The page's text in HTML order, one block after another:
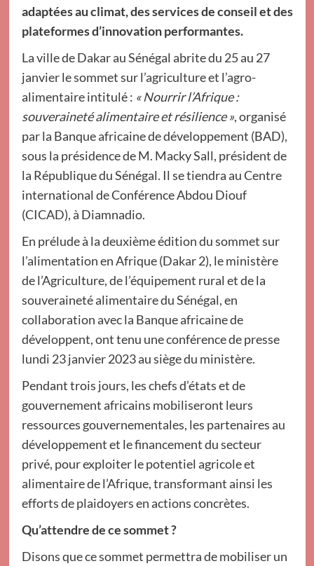
adaptées au climat, des services de conseil et des
plateformes d’innovation performantes.
La ville de Dakar au Sénégal abrite du 25 au 27
janvier le sommet sur l’agriculture et l’agro-
alimentaire intitulé : « Nourrir l’Afrique :
souveraineté alimentaire et résilience », organisé
par la Banque africaine de développement (BAD),
sous la présidence de M. Macky Sall, président de
la République du Sénégal. Il se tiendra au Centre
international de Conférence Abdou Diouf
(CICAD), à Diamnadio.
En prélude à la deuxième édition du sommet sur
l’alimentation en Afrique (Dakar 2), le ministère
de l’Agriculture, de l’équipement rural et de la
souveraineté alimentaire du Sénégal, en
collaboration avec la Banque africaine de
développent, ont tenu une conférence de presse
lundi 23 janvier 2023 au siège du ministère.
Pendant trois jours, les chefs d’états et de
gouvernement africains mobiliseront leurs
ressources gouvernementales, les partenaires au
développement et le financement du secteur
privé, pour exploiter le potentiel agricole et
alimentaire de l’Afrique, transformant ainsi les
efforts de plaidoyers en actions concrètes.
Qu’attendre de ce sommet ?
Disons que ce sommet permettra de mobiliser un